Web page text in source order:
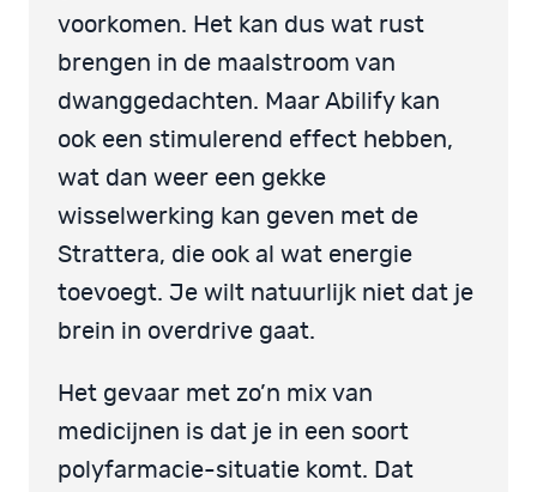
voorkomen. Het kan dus wat rust
brengen in de maalstroom van
dwanggedachten. Maar Abilify kan
ook een stimulerend effect hebben,
wat dan weer een gekke
wisselwerking kan geven met de
Strattera, die ook al wat energie
toevoegt. Je wilt natuurlijk niet dat je
brein in overdrive gaat.
Het gevaar met zo’n mix van
medicijnen is dat je in een soort
polyfarmacie-situatie komt. Dat